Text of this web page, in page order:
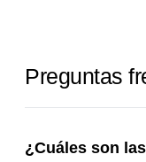
Preguntas
¿Cuáles son